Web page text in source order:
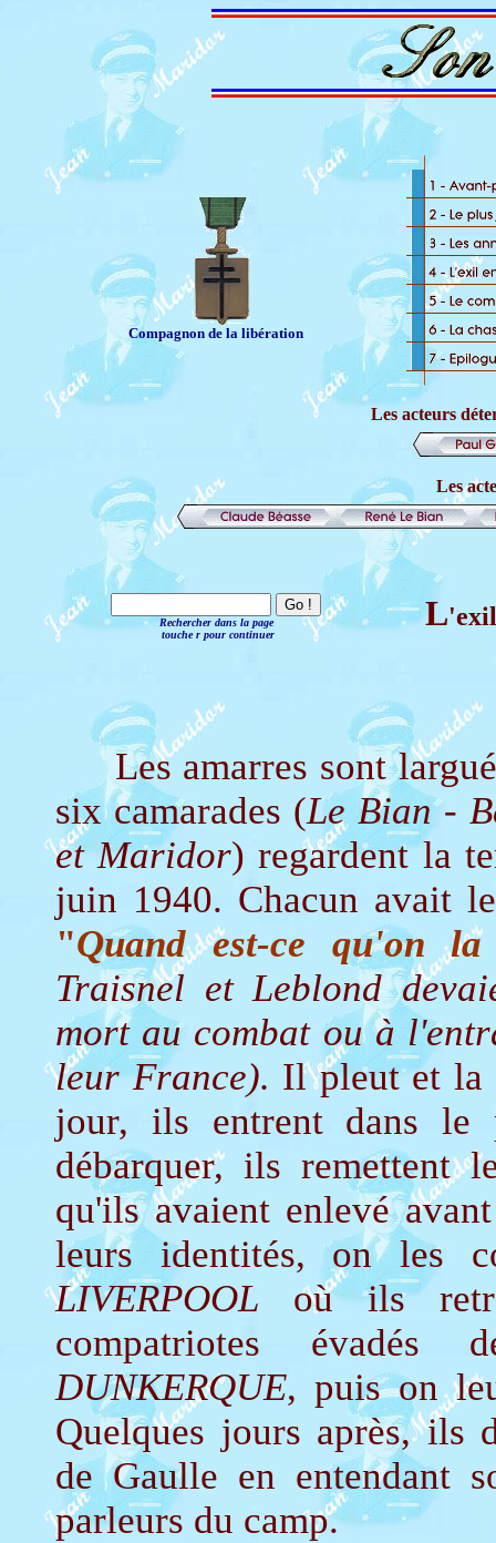
Compagnon de la libération
Les acteurs
Les
Rechercher dans la page
touche r pour continuer
L
Les amarres sont
six camarades (Le Bian -
et Maridor) regardent la
juin 1940. Chacun avait
"Quand est-ce qu'on
Traisnel et Leblond
mort au combat ou à
leur France). Il pleut et la
jour, ils entrent dans
débarquer, ils remettent
qu'ils avaient enlevé
leurs identités, on les
LIVERPOOL où ils
compatriotes
DUNKERQUE, puis on
Quelques jours après, ils
de Gaulle en entendant
parleurs du camp.